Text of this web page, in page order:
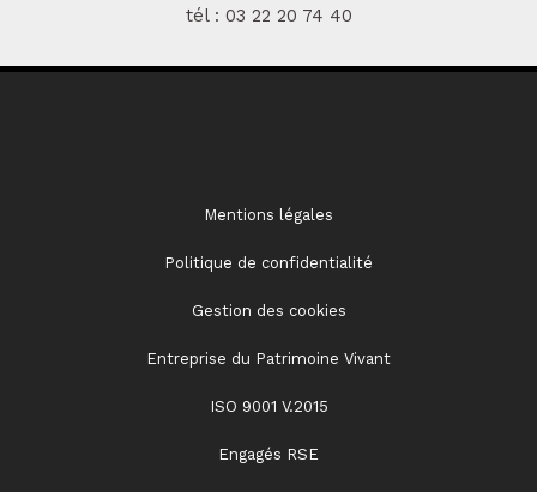
tél : 03 22 20 74 40
Mentions légales
Politique de confidentialité
Gestion des cookies
Entreprise du Patrimoine Vivant
ISO 9001 V.2015
Engagés RSE